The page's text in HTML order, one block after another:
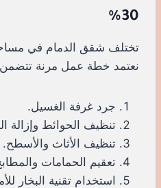
30%
تختلف شقق الدمام في
نعتمد خطة عمل مرنة
جرد غرفة الغسيل.
تنظيف الحوائط وإزالة
تنظيف الأثاث والأسطح.
تعقيم الحمامات
استخدام تقنية البخار